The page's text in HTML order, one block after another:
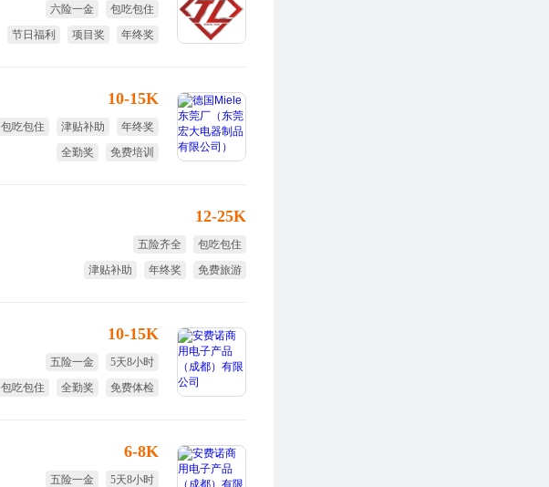
六险一金
包吃包住
节日福利
项目奖
年终奖
10-15K
包吃包住 津贴补助
年终奖
全勤奖
免费培训
12-25K
五险齐全
包吃包住
津贴补助
年终奖
免费旅游
10-15K
五险一金
5天8小时
包吃包住
全勤奖
免费体检
6-8K
五险一金
5天8小时